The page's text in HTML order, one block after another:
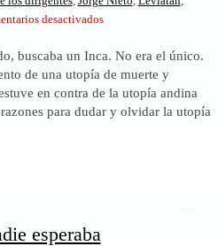
desactivadosen
un
presidente
para
el
buscaba un Inca. No era el único.
de una utopía de muerte y
en contra de la utopía andina
para dudar y olvidar la utopía
esperaba